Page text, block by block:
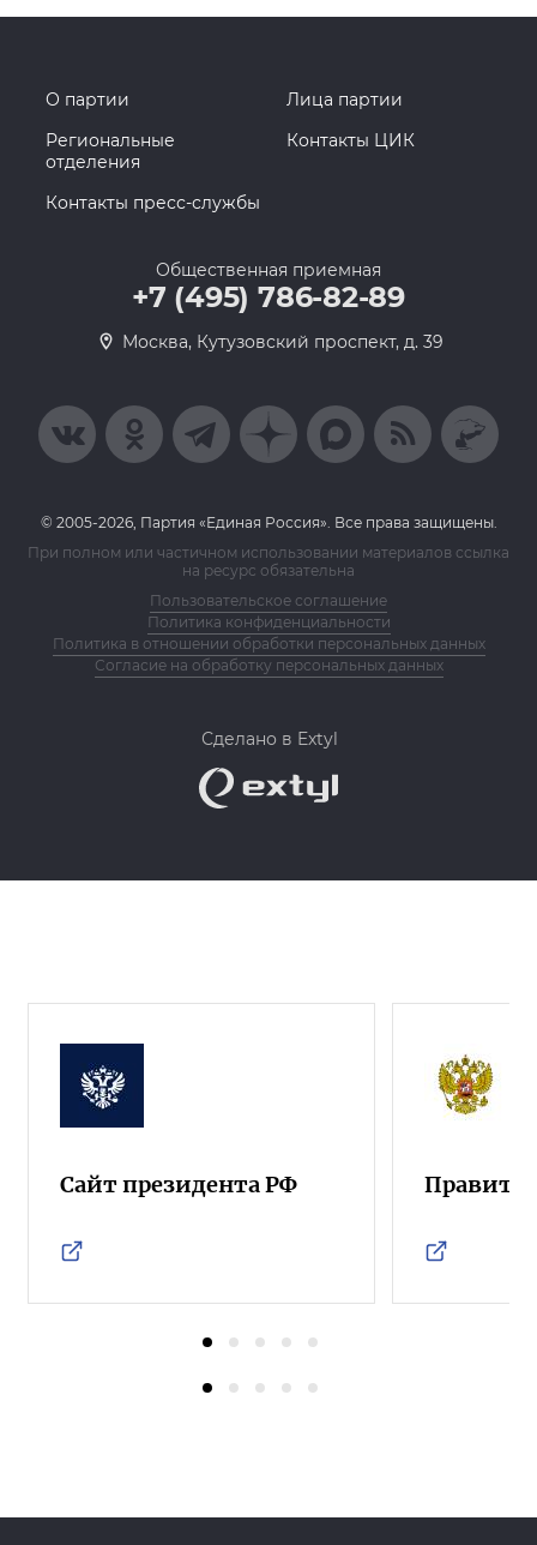
О партии
Лица партии
Региональные
отделения
Контакты ЦИК
Контакты пресс-службы
Общественная приемная
+7 (495) 786-82-89
Москва, Кутузовский проспект, д. 39
© 2005-2026, Партия «Единая Россия». Все права защищены.
При полном или частичном использовании материалов ссылка
на ресурс обязательна
Пользовательское соглашение
Политика конфиденциальности
Политика в отношении обработки персональных данных
Согласие на обработку персональных данных
Сделано в Extyl
Сайт президента РФ